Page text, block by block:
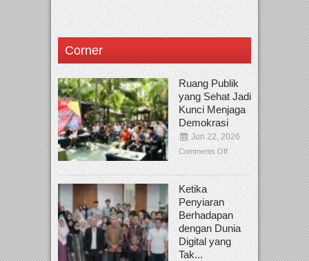
Corner
Ruang Publik
yang Sehat Jadi
Kunci Menjaga
Demokrasi
Jun 22, 2026
Comments Off
Ketika
Penyiaran
Berhadapan
dengan Dunia
Digital yang
Tak...